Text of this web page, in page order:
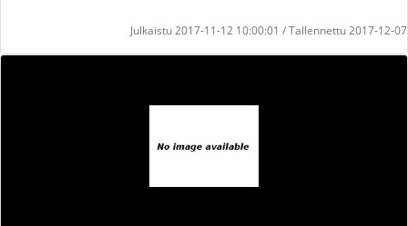
Julkaistu 2017-11-12 10:00:01 / Tallennettu 2017-12-07